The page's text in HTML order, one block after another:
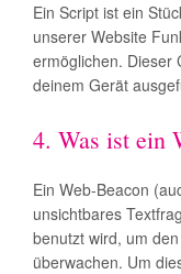
Ein Script ist ein
unserer Website
ermöglichen. Dieser
deinem Gerät
4. Was ist ein
Ein Web-Beacon
unsichtbares
benutzt wird, um
überwachen. Um